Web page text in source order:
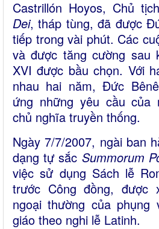
Castrillón Hoyos, Chủ
Dei, tháp tùng, đã được
tiếp trong vài phút. Các
và được tăng cường sau
XVI được bầu chọn. Với
nhau hai năm, Đức
ứng những yêu cầu của
chủ nghĩa truyền thống.
Ngày 7/7/2007, ngài ban
dạng tự sắc Summorum
việc sử dụng Sách lễ
trước Công đồng, được
ngoại thường của phụng
giáo theo nghi lễ Latinh.